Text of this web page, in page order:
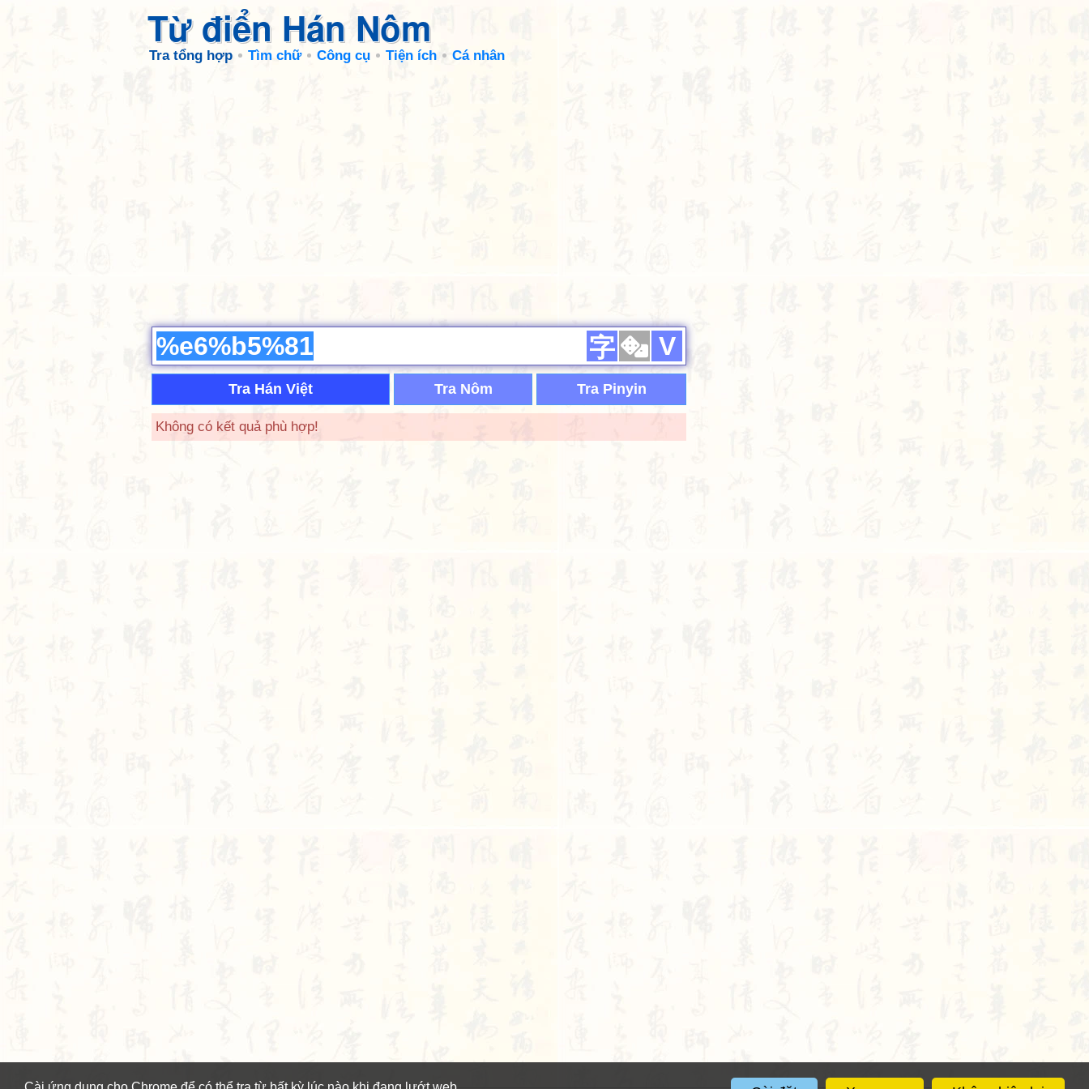
Từ điển Hán Nôm
Tra tổng hợp Tìm chữ Công cụ Tiện ích Cá nhân
字 V
Tra Hán Việt Tra Nôm Tra Pinyin
Không có kết quả phù hợp!